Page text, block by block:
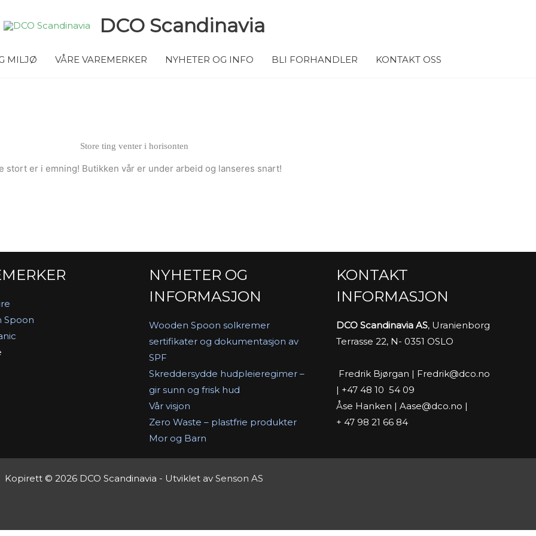
DCO Scandinavia
MILJØ VÅRE VAREMERKER NYHETER OG INFO BLI FORHANDLER KONTAKT OSS
Store ting venter i horisonten
stort er i emning! Butikken vår er under arbeid og lanseres snart!
Spoon
NYHETER OG
INFORMASJON
Wooden Spoon solkremer
sertifikater og dokumentasjon av
SPF
Skreddersydde hudpleieregimer –
gir sunn og frisk hud
Vår visjon
Zero Waste – plastfrie produkter
Mor og Barn
KONTAKT
INFORMASJON
DCO Scandinavia AS, Uranienborg
Terrasse 22, N- 0351 OSLO
Fredrik Bjørgan | Fredrik@dco.no
| +47 48 10 54 09
Åse Hanken | Aase@dco.no |
+ 47 98 21 66 84
Kopirett © 2026 DCO Scandinavia - Utviklet av Senson AS